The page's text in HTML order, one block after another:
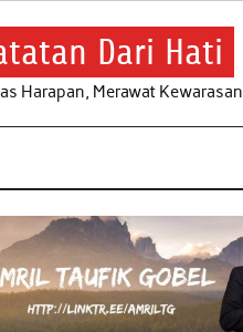
Dari Hati
Harapan, Merawat Kewarasan